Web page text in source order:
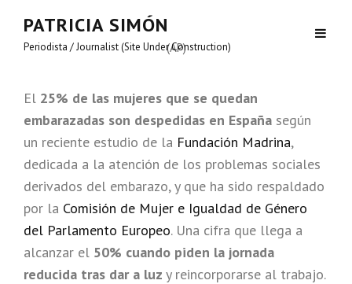
PATRICIA SIMÓN
Periodista / Journalist (Site Under Construction)
(AP)
El 25% de las mujeres que se quedan
embarazadas son despedidas en España según
un reciente estudio de la Fundación Madrina,
dedicada a la atención de los problemas sociales
derivados del embarazo, y que ha sido respaldado
por la Comisión de Mujer e Igualdad de Género
del Parlamento Europeo. Una cifra que llega a
alcanzar el 50% cuando piden la jornada
reducida tras dar a luz y reincorporarse al trabajo.